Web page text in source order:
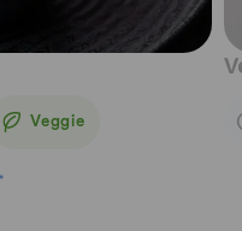
Veggie
Veggie